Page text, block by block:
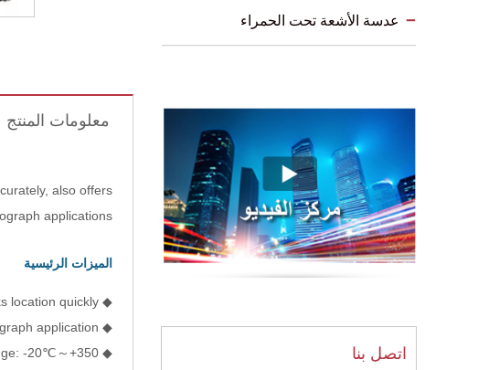
معلومات المنتج
also offers
applications.
الميزات الرئيسية
◆ Cooled QWIP detector, sensitivity ≤0.025℃, pinpoint gas leaks location quickly
◆ Dual-application: Gas leakage detection and thermograph application
◆ Temperature range: -20℃～+350℃
عدسة الأشعة تحت الحمراء
اتصل بنا